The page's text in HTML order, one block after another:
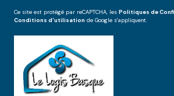
Ce site est protégé par reCAPTCHA, les Politiques de
Conditions d'utilisation de Google s'appliquent.